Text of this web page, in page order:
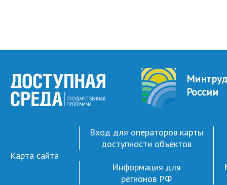
Минтруд
России
Карта сайта
Вход для операторов карты
доступности объектов
Информация для
регионов РФ